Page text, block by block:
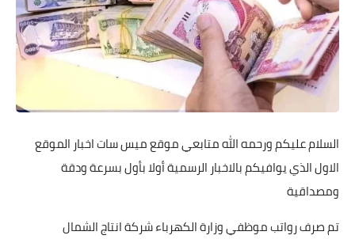
السلام عليكم ورحمه الله متابعي موقع ميس سات اخبار الموقع
الاول الذي يوافيكم بالاخبار الرسمية أولا بأول بسرعة ودقة
ومصداقية
تم صرف رواتب موظفي وزارة الكهرباء شركة انتاج الشمال